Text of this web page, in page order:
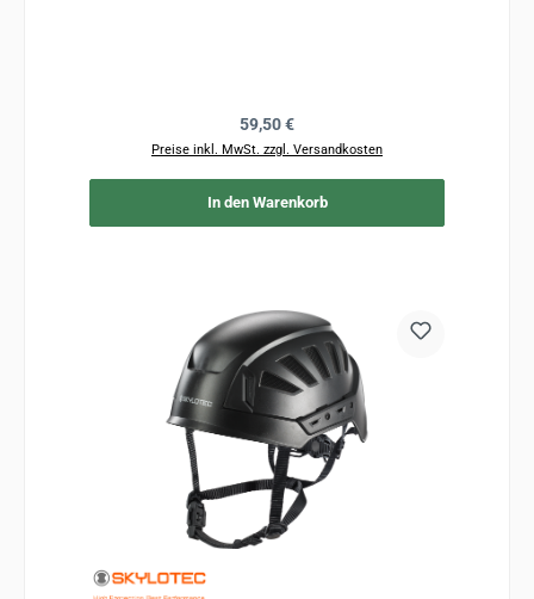
Regulärer Preis:
59,50 €
Preise inkl. MwSt. zzgl. Versandkosten
In den Warenkorb